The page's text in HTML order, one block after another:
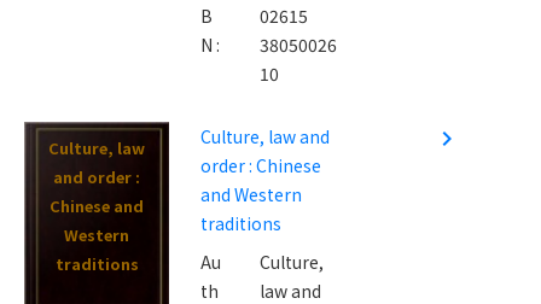
B
N :
02615
38050026
10
Culture, law
and order :
Chinese and
Western
traditions
Culture, law and
order : Chinese
and Western
traditions
Au
th
Culture,
law and
navigate_next